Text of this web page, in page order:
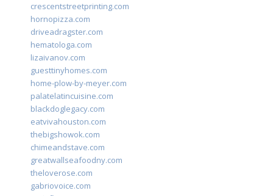
crescentstreetprinting.com
hornopizza.com
driveadragster.com
hematologa.com
lizaivanov.com
guesttinyhomes.com
home-plow-by-meyer.com
palatelatincuisine.com
blackdoglegacy.com
eatvivahouston.com
thebigshowok.com
chimeandstave.com
greatwallseafoodny.com
theloverose.com
gabriovoice.com